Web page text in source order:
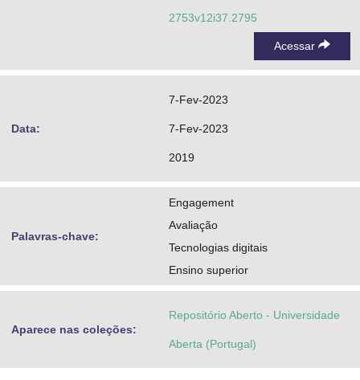
2753v12i37.2795
Acessar
Data:
7-Fev-2023
7-Fev-2023
2019
Palavras-chave:
Engagement
Avaliação
Tecnologias digitais
Ensino superior
Aparece nas coleções:
Repositório Aberto - Universidade
Aberta (Portugal)